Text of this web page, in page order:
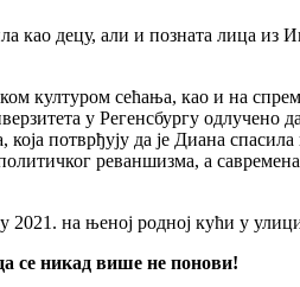
као децу, али и позната лица из
сећања, као и на
у Регенсбургу
потврђују да је Диана
реваншизма, а
на њеној родној кући у
се никад више не понови!